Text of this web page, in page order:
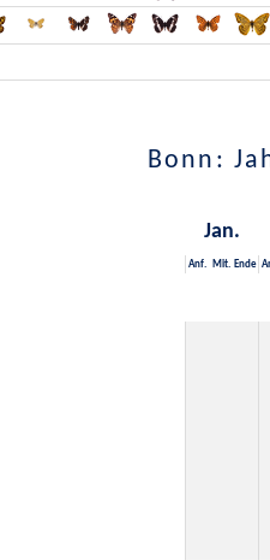
Bonn:
Jan.
Anf. Mit. Ende